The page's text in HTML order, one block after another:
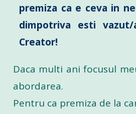
premiza ca e ceva in
dimpotriva esti
Creator!
Daca multi ani focusul
abordarea.
Pentru ca premiza de la